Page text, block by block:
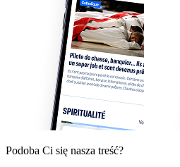
Podoba Ci się nasza treść?